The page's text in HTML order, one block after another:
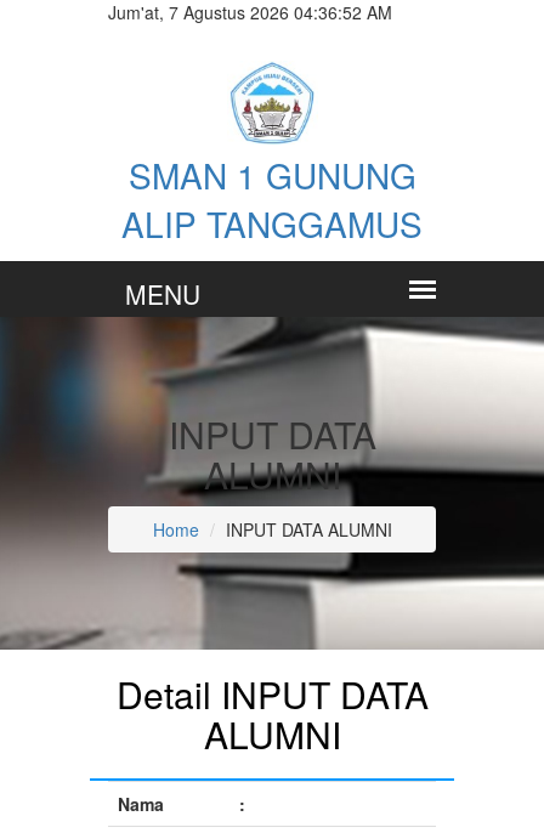
Jum'at, 7 Agustus 2026 04:36:53 AM
SMAN 1 GUNUNG
ALIP TANGGAMUS
INPUT DATA
ALUMNI
Home INPUT DATA ALUMNI
Detail INPUT DATA
ALUMNI
Nama
: